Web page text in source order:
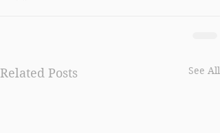
Related Posts See All